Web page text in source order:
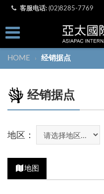
客服电话: (02)8285-7769
HOME › 经销据点
经销据点
地区：
地图